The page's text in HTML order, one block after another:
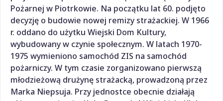
Pożarnej w Piotrkowie. Na początku lat 60. podjęto
decyzję o budowie nowej remizy strażackiej. W 1966
r. oddano do użytku Wiejski Dom Kultury,
wybudowany w czynie społecznym. W latach 1970-
1975 wymieniono samochód ZIS na samochód
pożarniczy. W tym czasie zorganizowano pierwszą
młodzieżową drużynę strażacką, prowadzoną przez
Marka Niepsuja. Przy jednostce obecnie działają